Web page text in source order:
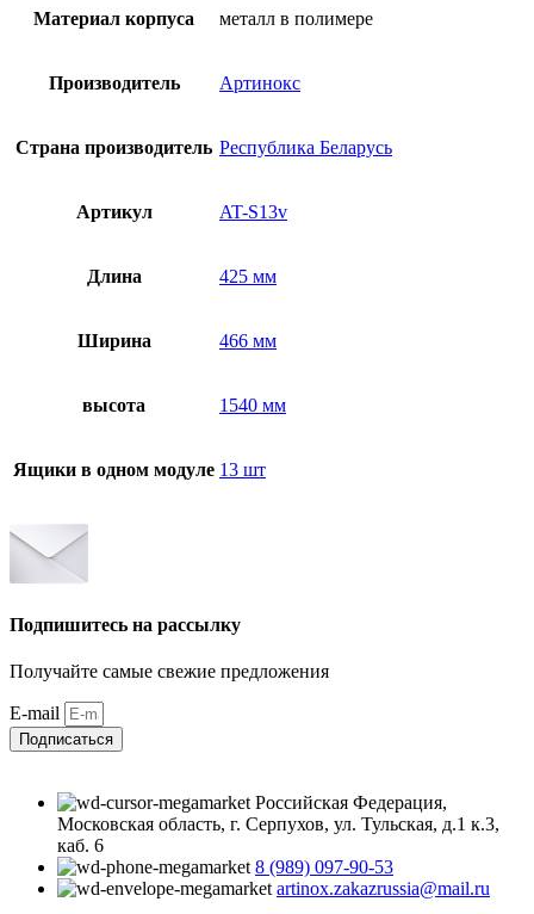
стеклах
цитологии
S13v
Материал корпуса металл в полимере
Производитель Артинокс
Страна производитель Республика Беларусь
Артикул AT-S13v
Длина 425 мм
Ширина 466 мм
высота 1540 мм
Ящики в одном модуле 13 шт
Подпишитесь на рассылку
Получайте самые свежие предложения
E-mail
Подписаться
Российская Федерация,
Московская область, г. Серпухов, ул. Тульская, д.1 к.3,
каб. 6
8 (989) 097-90-53
artinox.zakazrussia@mail.ru